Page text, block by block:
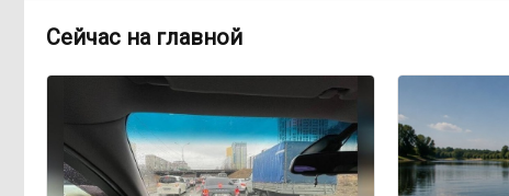
19:02, 5 августа Когда ждать денег?
Забайкалье — в списке регионов,
где бюджетники могут остаться без
выплат
Сейчас на главной